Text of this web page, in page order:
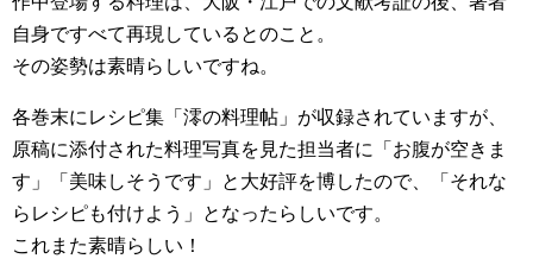
自身ですべて再現しているとのこと。
その姿勢は素晴らしいですね。
各巻末にレシピ集「澪の料理帖」が収録されていますが、
原稿に添付された料理写真を見た担当者に「お腹が空きま
す」「美味しそうです」と大好評を博したので、「それな
らレシピも付けよう」となったらしいです。
これまた素晴らしい！